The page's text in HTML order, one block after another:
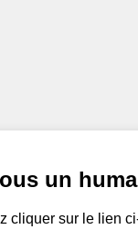
un
cliquer sur le lien